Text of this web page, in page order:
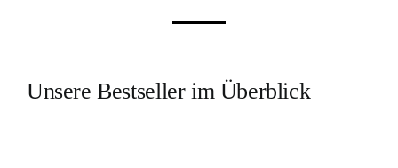
Unsere Bestseller im Überblick